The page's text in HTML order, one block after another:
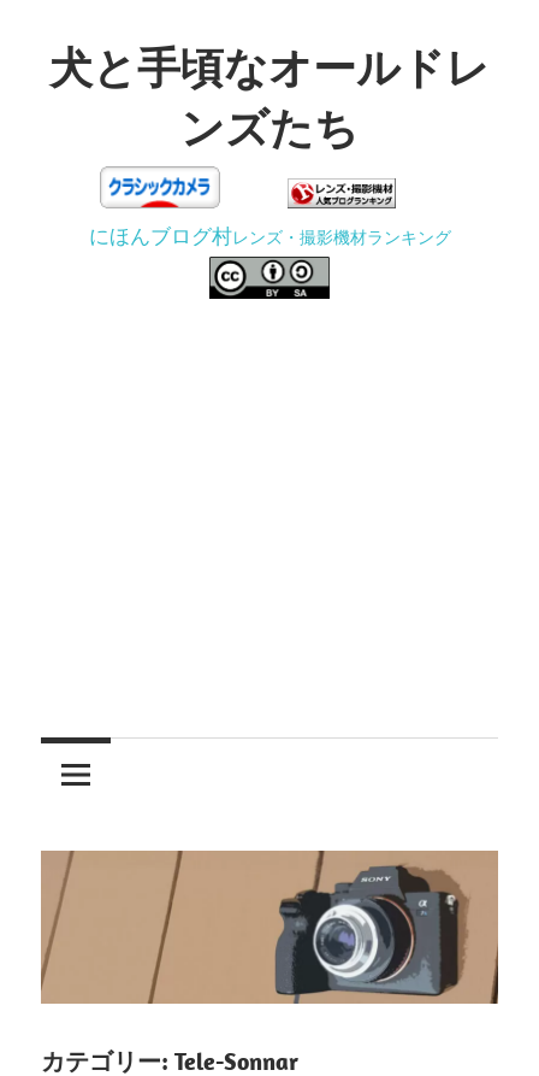
テ犬と手頃なオールドレ
ンズたち
う
にほんブログ村レンズ・撮影機材ランキング
カテゴリー: Tele-Sonnar